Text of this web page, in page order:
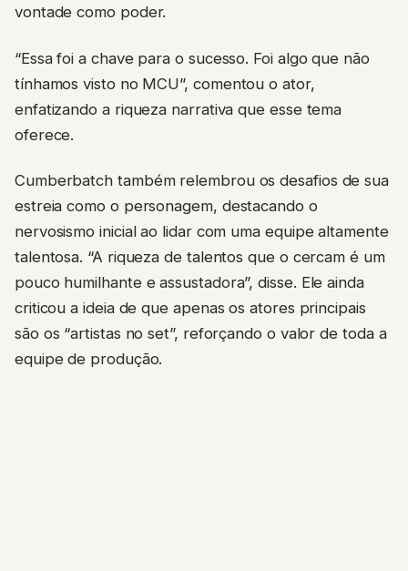
vontade como poder.
“Essa foi a chave para o sucesso. Foi algo que não
tínhamos visto no MCU”, comentou o ator,
enfatizando a riqueza narrativa que esse tema
oferece.
Cumberbatch também relembrou os desafios de sua
estreia como o personagem, destacando o
nervosismo inicial ao lidar com uma equipe altamente
talentosa. “A riqueza de talentos que o cercam é um
pouco humilhante e assustadora”, disse. Ele ainda
criticou a ideia de que apenas os atores principais
são os “artistas no set”, reforçando o valor de toda a
equipe de produção.